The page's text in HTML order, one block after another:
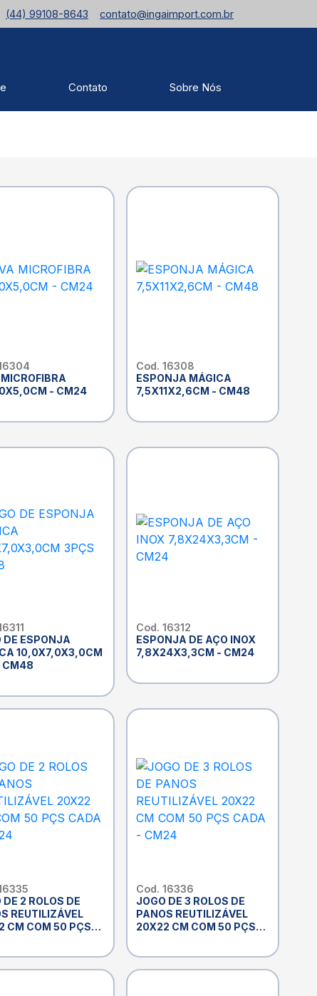
(44) 99108-8643 contato@ingaimport.com.br
Contato Sobre Nós
- CM24
Cod. 16308
ESPONJA MÁGICA
7,5X11X2,6CM - CM48
DE ESPONJA
10,0X7,0X3,0CM
CM48
Cod. 16312
ESPONJA DE AÇO INOX
7,8X24X3,3CM - CM24
DE 2 ROLOS DE
REUTILIZÁVEL
CM COM 50 PÇS
Cod. 16336
JOGO DE 3 ROLOS DE
PANOS REUTILIZÁVEL
20X22 CM COM 50 PÇS